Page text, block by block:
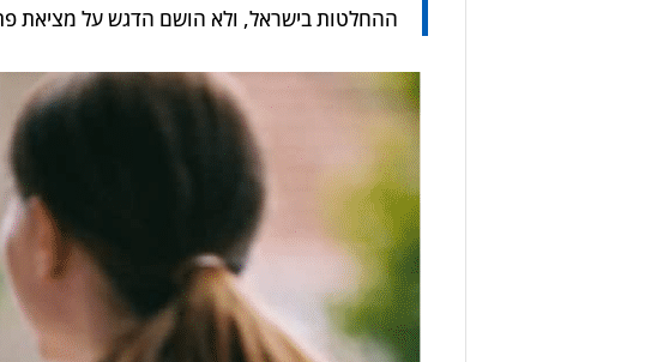
ההחלטות בישראל, ולא הושם הדגש על מציאת